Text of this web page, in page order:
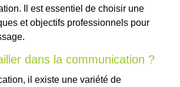
Il est essentiel de choisir une
et objectifs professionnels pour
dans la communication ?
il existe une variété de